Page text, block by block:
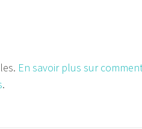
En savoir plus sur
.